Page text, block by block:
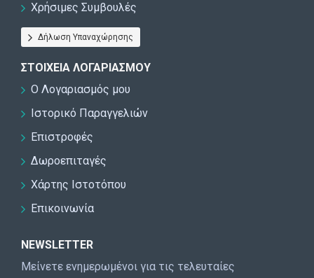
Χρήσιμες Συμβουλές
Δήλωση Υπαναχώρησης
ΣΤΟΙΧΕΊΑ ΛΟΓΑΡΙΑΣΜΟΎ
Ο Λογαριασμός μου
Ιστορικό Παραγγελιών
Επιστροφές
Δωροεπιταγές
Χάρτης Ιστοτόπου
Επικοινωνία
NEWSLETTER
Μείνετε ενημερωμένοι για τις τελευταίες